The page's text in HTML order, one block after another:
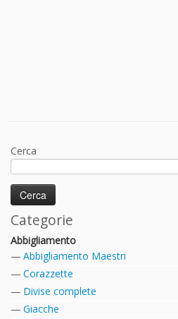
Cerca
Categorie
Abbigliamento
Abbigliamento Maestri
Corazzette
Divise complete
Giacche